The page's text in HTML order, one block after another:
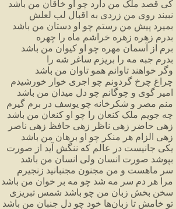
کی قصد ملک من دارد چو او خاقان من باشد
نبیند روی من زردی به اقبال لب لعلش
بمیرد پیش من رستم چو او دستان من باشد
بدرم زهره زهره خراشم ماه را چهره
برم از آسمان مهره چو او کیوان من باشد
بدرم جبه مه را بریزم ساغر شه را
وگر خواهند تاوانم همو تاوان من باشد
چراغ چرخ گردونم چو اجری خوار خورشیدم
امیر گوی و چوگانم چو دل میدان من باشد
منم مصر و شکرخانه چو یوسف در برم گیرم
چه جویم ملک کنعان را چو او کنعان من باشد
زهی حاضر زهی ناظر زهی حافظ زهی ناصر
زهی الزام هر منکر چو او برهان من باشد
یکی جانیست در عالم که ننگش آید از صورت
بپوشد صورت انسان ولی انسان من باشد
سر ماهست و من مجنون مجنبانید زنجیرم
مرا هر دم سر مه شد چو مه بر خوان من باشد
سخن بخش زبان من چو باشد شمس تبریزی
تو خامش تا زبان‌ها خود چو دل جنبان من باشد